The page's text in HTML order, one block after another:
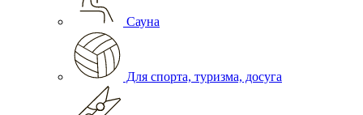
Сауна
Для спорта, туризма, досуга